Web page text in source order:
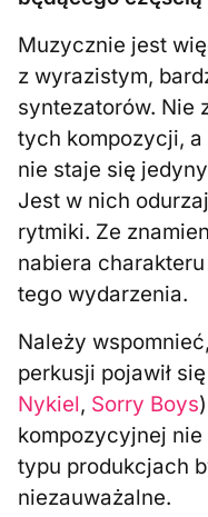
Muzycznie jest
z wyrazistym,
syntezatorów. Nie
tych kompozycji,
nie staje się
Jest w nich
rytmiki. Ze
nabiera
tego wydarzenia.
Należy
perkusji pojawił
Nykiel, Sorry Boys
kompozycyjnej
typu produkcjach
niezauważalne.